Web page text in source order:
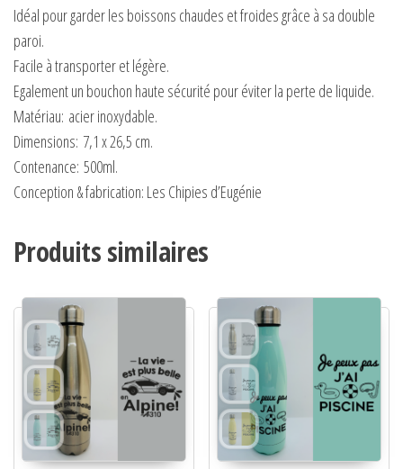
Idéal pour garder les boissons chaudes et froides grâce à sa double
paroi.
Facile à transporter et légère.
Egalement un bouchon haute sécurité pour éviter la perte de liquide.
Matériau: acier inoxydable.
Dimensions: 7,1 x 26,5 cm.
Contenance: 500ml.
Conception & fabrication: Les Chipies d’Eugénie
Produits similaires